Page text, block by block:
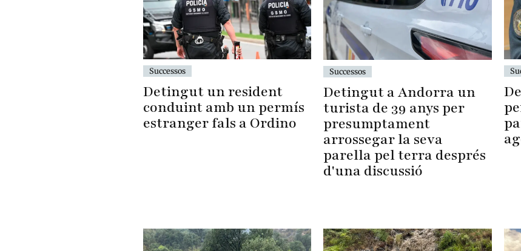
Successos
Detingut un resident
conduint amb un permís
estranger fals a Ordino
Successos
Detingut a Andorra un
turista de 39 anys per
presumptament
arrossegar la seva
parella pel terra després
d'una discussió